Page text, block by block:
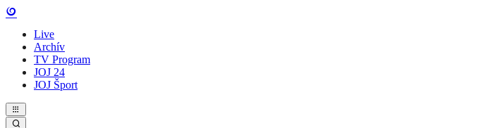
Live
Archív
TV Program
JOJ 24
JOJ Šport